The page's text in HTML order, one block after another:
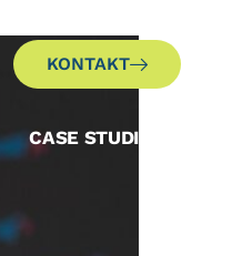
KONTAKT
CASE STUDIES